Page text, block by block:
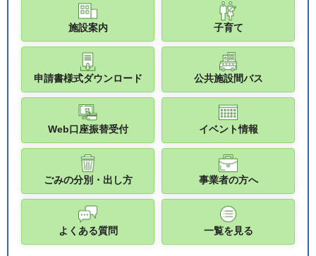
施設案内 子育て
申請書様式ダウンロード 公共施設間バス
Web口座振替受付 イベント情報
ごみの分別・出し方 事業者の方へ
よくある質問 一覧を見る